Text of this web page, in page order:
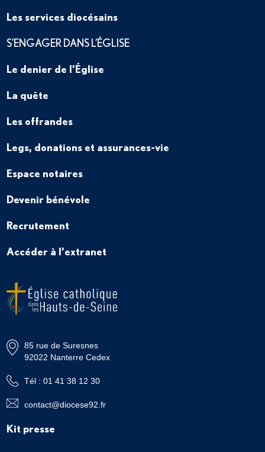
Les services diocésains
S’ENGAGER DANS L’ÉGLISE
Le denier de l’Église
La quête
Les offrandes
Legs, donations et assurances-vie
Espace notaires
Devenir bénévole
Recrutement
Accéder à l’extranet
85 rue de Suresnes
92022 Nanterre Cedex
Tél : 01 41 38 12 30
contact@diocese92.fr
Kit presse